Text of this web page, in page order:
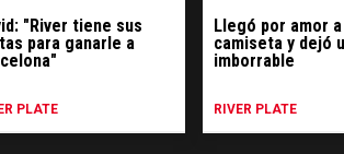
"River tiene sus
para ganarle a
PLATE
Llegó por amor
camiseta y dejó
imborrable
RIVER PLATE